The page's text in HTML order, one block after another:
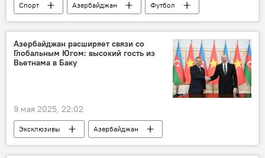
Спорт Азербайджан
Футбол
лучший дебютант
Юные таланты
футболисты
премьер-лига
ФК "Карабах"
ФК "Нефтчи"
Азербайджан расширяет связи со
Глобальным Югом: высокий гость из
Вьетнама в Баку
9 мая 2025, 22:02
Эксклюзивы
Азербайджан
Вьетнам
Глобальный Юг